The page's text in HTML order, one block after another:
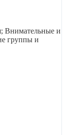
Внимательные и
группы и